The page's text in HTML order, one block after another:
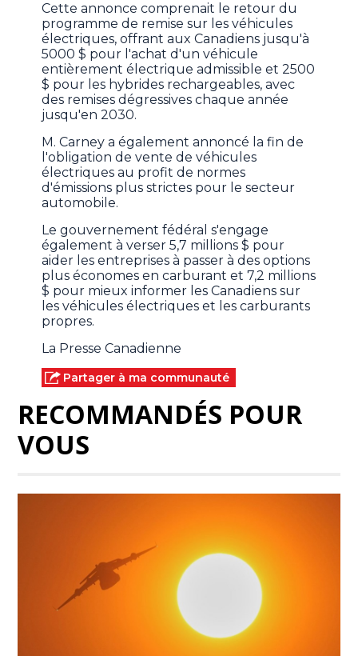
Cette annonce comprenait le retour du
programme de remise sur les véhicules
électriques, offrant aux Canadiens jusqu'à
5000 $ pour l'achat d'un véhicule
entièrement électrique admissible et 2500
$ pour les hybrides rechargeables, avec
des remises dégressives chaque année
jusqu'en 2030.
M. Carney a également annoncé la fin de
l'obligation de vente de véhicules
électriques au profit de normes
d'émissions plus strictes pour le secteur
automobile.
Le gouvernement fédéral s'engage
également à verser 5,7 millions $ pour
aider les entreprises à passer à des options
plus économes en carburant et 7,2 millions
$ pour mieux informer les Canadiens sur
les véhicules électriques et les carburants
propres.
La Presse Canadienne
Partager à ma communauté
RECOMMANDÉS POUR
VOUS